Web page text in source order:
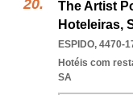
The Artist
Hoteleiras,
ESPIDO, 4470-
Hotéis com
SA